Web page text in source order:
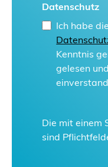
Datenschutz
Ich habe die
Kenntnis
gelesen
Die mit einem
sind